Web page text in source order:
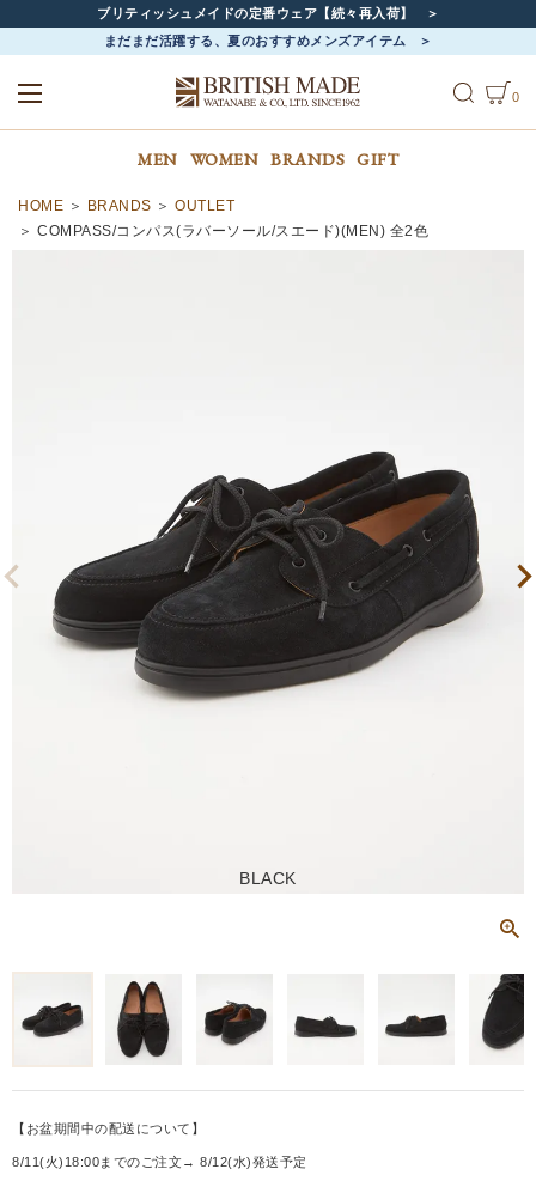
ブリティッシュメイドの定番ウェア【続々再入荷】
まだまだ活躍する、夏のおすすめメンズアイテム
0
MEN WOMEN BRANDS GIFT
HOME BRANDS
OUTLET
COMPASS/コンパス(ラバーソール/スエード)(MEN) 全2色
BLACK
【お盆期間中の配送について】
8/11(火)18:00までのご注文→ 8/12(水)発送予定